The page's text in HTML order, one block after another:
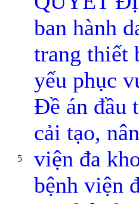
5
ban hành
trang thiết
yếu phục
Đề án đầu
cải tạo,
viện đa
bệnh viện